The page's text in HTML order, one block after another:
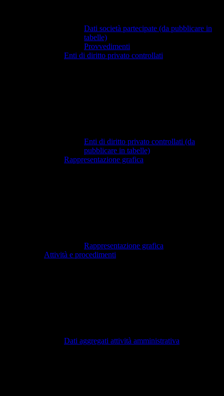
Dati società partecipate (da pubblicare in
tabelle)
Provvedimenti
Enti di diritto privato controllati
Enti di diritto privato controllati (da
pubblicare in tabelle)
Rappresentazione grafica
Rappresentazione grafica
Attività e procedimenti
Dati aggregati attività amministrativa